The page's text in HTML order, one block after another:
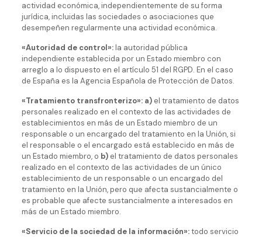
actividad económica, independientemente de su forma
jurídica, incluidas las sociedades o asociaciones que
desempeñen regularmente una actividad económica.
«Autoridad de control»:la autoridad pública
independiente establecida por un Estado miembro con
arreglo a lo dispuesto en el artículo 51 del RGPD. En el caso
de España es la Agencia Española de Protección de Datos.
«Tratamiento transfronterizo»: a)el tratamiento de datos
personales realizado en el contexto de las actividades de
establecimientos en más de un Estado miembro de un
responsable o un encargado del tratamiento en la Unión, si
el responsable o el encargado está establecido en más de
un Estado miembro, o b)el tratamiento de datos personales
realizado en el contexto de las actividades de un único
establecimiento de un responsable o un encargado del
tratamiento en la Unión, pero que afecta sustancialmente o
es probable que afecte sustancialmente a interesados en
más de un Estado miembro.
«Servicio de la sociedad de la información»:todo servicio